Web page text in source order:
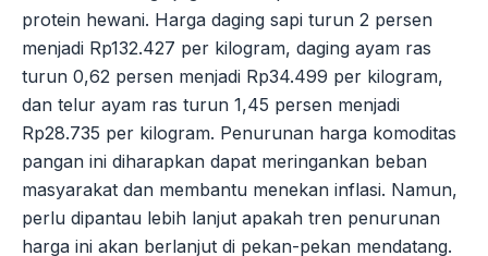
protein hewani. Harga daging sapi turun 2 persen
menjadi Rp132.427 per kilogram, daging ayam ras
turun 0,62 persen menjadi Rp34.499 per kilogram,
dan telur ayam ras turun 1,45 persen menjadi
Rp28.735 per kilogram. Penurunan harga komoditas
pangan ini diharapkan dapat meringankan beban
masyarakat dan membantu menekan inflasi. Namun,
perlu dipantau lebih lanjut apakah tren penurunan
harga ini akan berlanjut di pekan-pekan mendatang.